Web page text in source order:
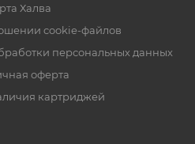
Халва
cookie-файлов
персональных данных
оферта
картриджей